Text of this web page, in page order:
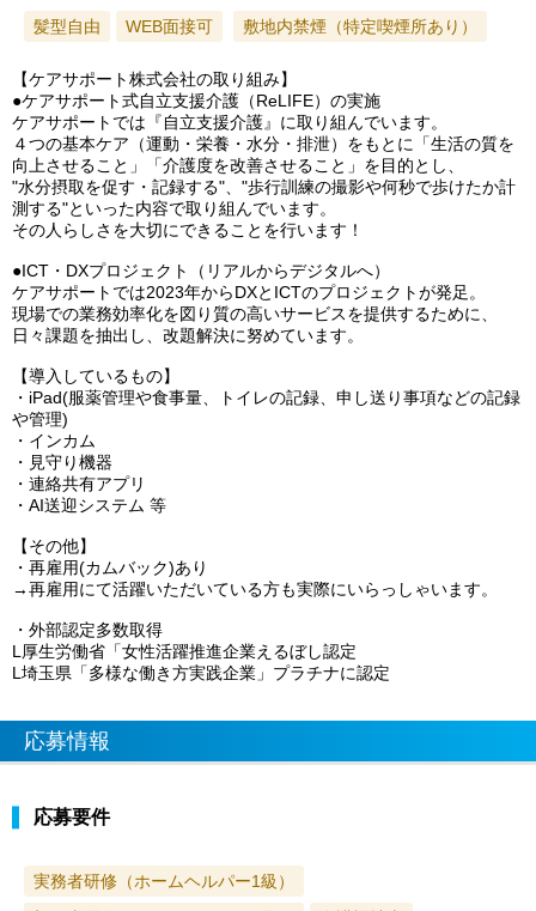
髪型自由 WEB面接可 敷地内禁煙（特定喫煙所あり）
【ケアサポート株式会社の取り組み】
●ケアサポート式自立支援介護（ReLIFE）の実施
ケアサポートでは『自立支援介護』に取り組んでいます。
４つの基本ケア（運動・栄養・水分・排泄）をもとに「生活の質を
向上させること」「介護度を改善させること」を目的とし、
"水分摂取を促す・記録する"、"歩行訓練の撮影や何秒で歩けたか計
測する"といった内容で取り組んでいます。
その人らしさを大切にできることを行います！
●ICT・DXプロジェクト（リアルからデジタルへ）
ケアサポートでは2023年からDXとICTのプロジェクトが発足。
現場での業務効率化を図り質の高いサービスを提供するために、
日々課題を抽出し、改題解決に努めています。
【導入しているもの】
・iPad(服薬管理や食事量、トイレの記録、申し送り事項などの記録
や管理)
・インカム
・見守り機器
・連絡共有アプリ
・AI送迎システム 等
【その他】
・再雇用(カムバック)あり
→再雇用にて活躍いただいている方も実際にいらっしゃいます。
・外部認定多数取得
L厚生労働省「女性活躍推進企業えるぼし認定
L埼玉県「多様な働き方実践企業」プラチナに認定
応募情報
応募要件
実務者研修（ホームヘルパー1級）